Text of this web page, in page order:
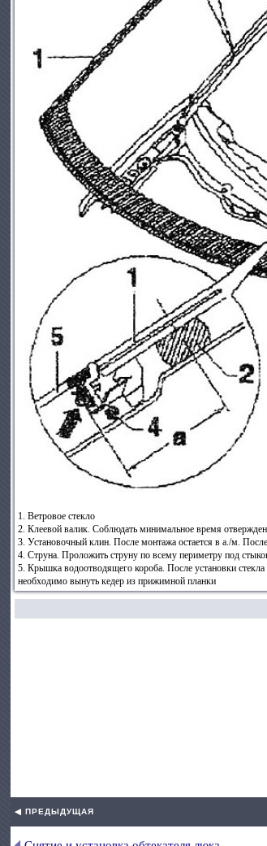
1. Ветровое стекло
2. Клеевой валик. Соблюдать минимальное время
3. Установочный клин. После монтажа остается в а./м.
4. Струна. Проложить струну по всему периметру под
5. Крышка водоотводящего короба. После установки
необходимо вынуть кедер из прижимной планки
◀ ПРЕДЫДУЩАЯ